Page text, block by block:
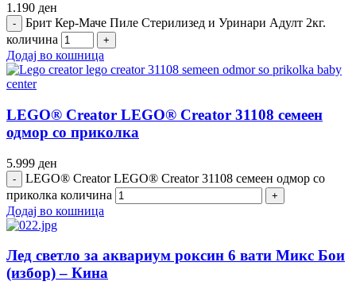
1.190 ден
Брит Кер-Маче Пиле Стерилизед и Уринари Адулт 2кг.
количина
Додај во кошница
LEGO® Creator LEGO® Creator 31108 семеен
одмор со приколка
5.999 ден
LEGO® Creator LEGO® Creator 31108 семеен одмор со
приколка количина
Додај во кошница
Лед светло за аквариум роксин 6 вати Микс Бои
(избор) – Кина